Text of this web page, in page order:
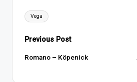
Tags:
Vega
Post
navigation
Previous Post
Romano – Köpenick